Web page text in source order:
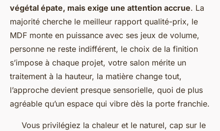
végétal épate, mais exige une attention accrue. La
majorité cherche le meilleur rapport qualité-prix, le
MDF monte en puissance avec ses jeux de volume,
personne ne reste indifférent, le choix de la finition
s’impose à chaque projet, votre salon mérite un
traitement à la hauteur, la matière change tout,
l’approche devient presque sensorielle, quoi de plus
agréable qu’un espace qui vibre dès la porte franchie.
Vous privilégiez la chaleur et le naturel, cap sur le